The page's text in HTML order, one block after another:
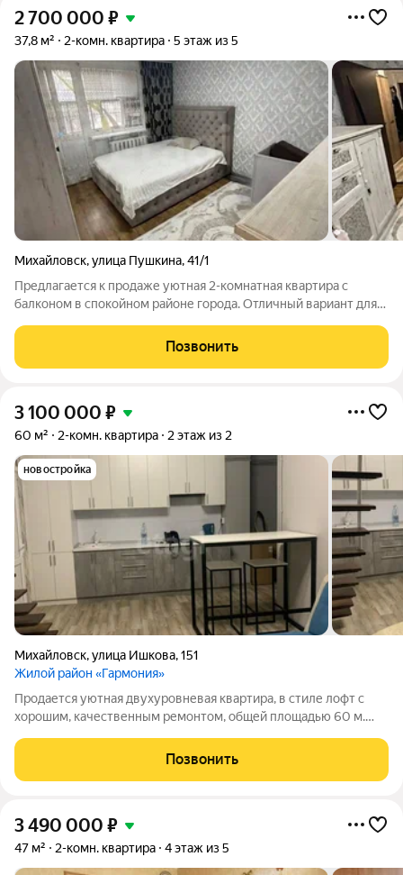
2 700 000 ₽
37,8 м² 2-комн. квартира 5 этаж из 5
Михайловск,улица Пушкина,41/1
Предлагается к продаже уютная 2-комнатная квартира с
балконом в спокойном районе города. Отличный вариант для
инфраструктуру. В шаговой доступности расположены два
Позвонить
3 100 000 ₽
60 м² 2-комн. квартира 2 этаж из 2
новостройка
Михайловск,улица Ишкова,151
Жилой район «Гармония»
Продается уютная двухуровневая квартира, в стиле лофт с
хорошим, качественным ремонтом, общей площадью 60 м.
водонагреватель. В квартире панорамное остекление, которое
не оставит вас
Позвонить
3 490 000 ₽
47 м² 2-комн. квартира 4 этаж из 5